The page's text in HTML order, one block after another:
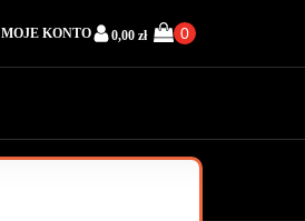
MOJE KONTO 0,00 zł